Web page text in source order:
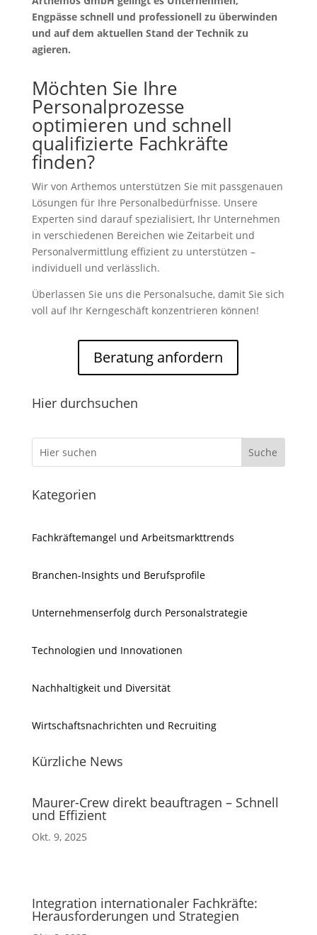
Engpässe schnell und professionell zu überwinden
und auf dem aktuellen Stand der Technik zu
agieren.
Möchten Sie Ihre
Personalprozesse
optimieren und schnell
qualifizierte Fachkräfte
finden?
Wir von Arthemos unterstützen Sie mit passgenauen
Lösungen für Ihre Personalbedürfnisse. Unsere
Experten sind darauf spezialisiert, Ihr Unternehmen
in verschiedenen Bereichen wie Zeitarbeit und
Personalvermittlung effizient zu unterstützen –
individuell und verlässlich.
Überlassen Sie uns die Personalsuche, damit Sie sich
voll auf Ihr Kerngeschäft konzentrieren können!
Beratung anfordern
Hier durchsuchen
Kategorien
Fachkräftemangel und Arbeitsmarkttrends
Branchen-Insights und Berufsprofile
Unternehmenserfolg durch Personalstrategie
Technologien und Innovationen
Nachhaltigkeit und Diversität
Wirtschaftsnachrichten und Recruiting
Kürzliche News
Maurer-Crew direkt beauftragen – Schnell
und Effizient
Okt. 9, 2025
Integration internationaler Fachkräfte:
Herausforderungen und Strategien